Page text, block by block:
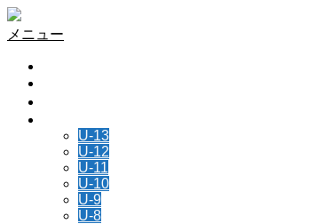
メニュー
U-13
U-12
U-11
U-10
U-9
U-8